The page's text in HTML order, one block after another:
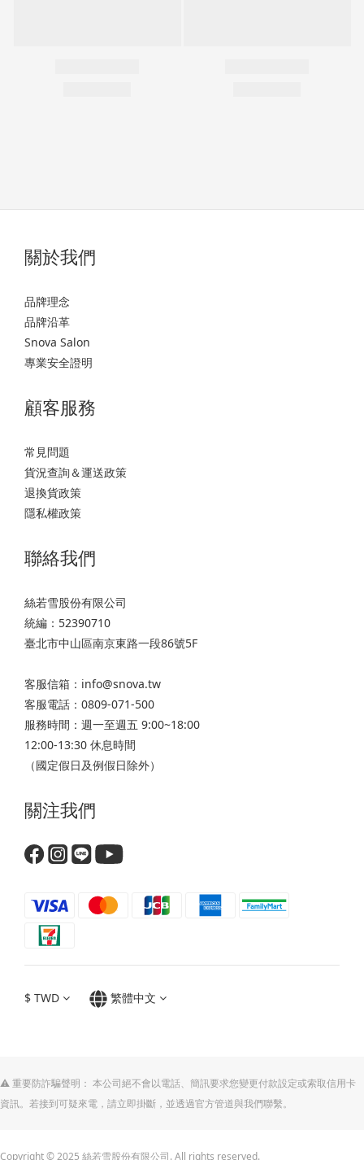
關於我們
品牌理念
品牌沿革
Snova Salon
專業安全證明
顧客服務
常見問題
貨況查詢＆運送政策
退換貨政策
隱私權政策
聯絡我們
絲若雪股份有限公司
統編：52390710
臺北市中山區南京東路一段86號5F
客服信箱：info@snova.tw
客服電話：0809-071-500
服務時間：週一至週五 9:00~18:00
12:00-13:30 休息時間
（國定假日及例假日除外）
關注我們
$ TWD 繁體中文
⚠️ 重要防詐騙聲明： 本公司絕不會以電話、簡訊要求您變更付款設定或索取信用卡
資訊。若接到可疑來電，請立即掛斷，並透過官方管道與我們聯繫。
Copyright © 2025 絲若雪股份有限公司. All rights reserved.